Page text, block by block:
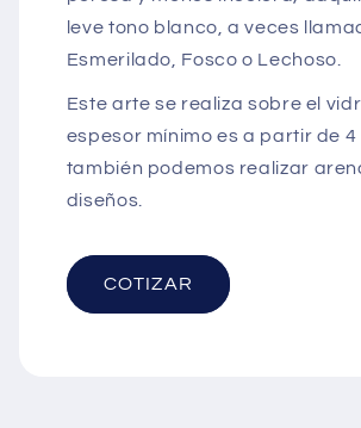
leve tono blanco, a veces
Esmerilado, Fosco o Lechoso.
Este arte se realiza sobre el
espesor mínimo es a partir de 4
también podemos realizar
diseños.
COTIZAR